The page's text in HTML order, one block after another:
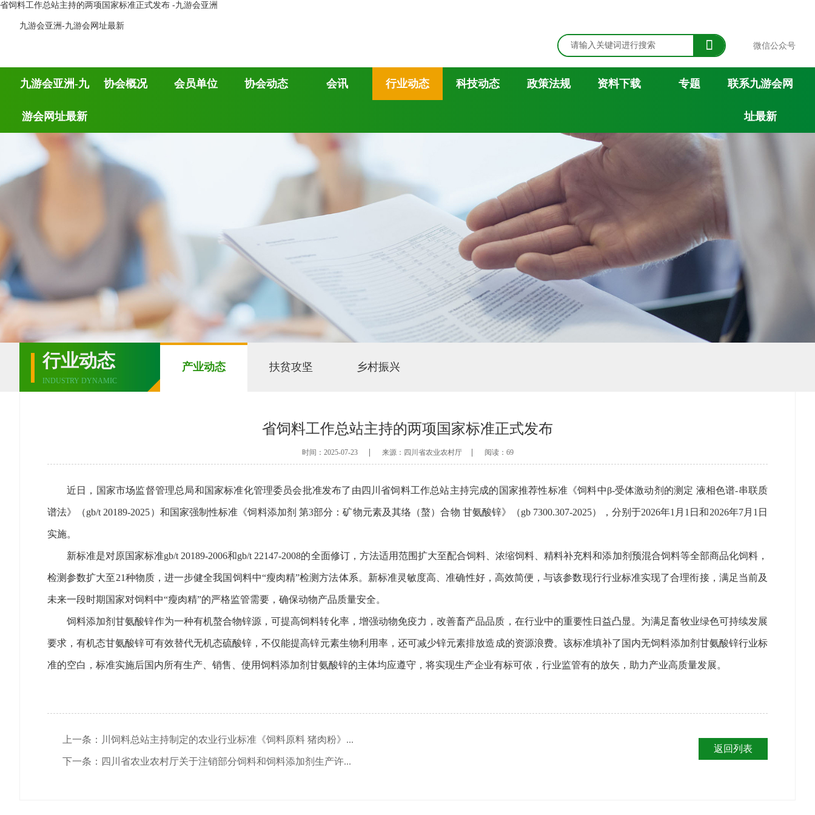
省饲料工作总站主持的两项国家标准正式发布 -九游会亚洲
九游会亚洲-九游会网址最新
微信公众号

九游会亚洲-九
游会网址最新
协会概况 会员单位 协会动态 会讯 行业动态 科技动态 政策法规 资料下载 专题 联系九游会网
址最新
行业动态
INDUSTRY DYNAMIC
产业动态 扶贫攻坚 乡村振兴
省饲料工作总站主持的两项国家标准正式发布
时间：2025-07-23 来源：四川省农业农村厅 阅读：69
近日，国家市场监督管理总局和国家标准化管理委员会批准发布了由四川省饲料工作总站主持完成的国家推荐性标准《饲料中β-受体激动剂的测定 液相色谱-串联质
谱法》（gb/t 20189-2025）和国家强制性标准《饲料添加剂 第3部分：矿物元素及其络（螯）合物 甘氨酸锌》（gb 7300.307-2025），分别于2026年1月1日和2026年7月1日
实施。
新标准是对原国家标准gb/t 20189-2006和gb/t 22147-2008的全面修订，方法适用范围扩大至配合饲料、浓缩饲料、精料补充料和添加剂预混合饲料等全部商品化饲料，
检测参数扩大至21种物质，进一步健全我国饲料中“瘦肉精”检测方法体系。新标准灵敏度高、准确性好，高效简便，与该参数现行行业标准实现了合理衔接，满足当前及
未来一段时期国家对饲料中“瘦肉精”的严格监管需要，确保动物产品质量安全。
饲料添加剂甘氨酸锌作为一种有机螯合物锌源，可提高饲料转化率，增强动物免疫力，改善畜产品品质，在行业中的重要性日益凸显。为满足畜牧业绿色可持续发展
要求，有机态甘氨酸锌可有效替代无机态硫酸锌，不仅能提高锌元素生物利用率，还可减少锌元素排放造成的资源浪费。该标准填补了国内无饲料添加剂甘氨酸锌行业标
准的空白，标准实施后国内所有生产、销售、使用饲料添加剂甘氨酸锌的主体均应遵守，将实现生产企业有标可依，行业监管有的放矢，助力产业高质量发展。
上一条：川饲料总站主持制定的农业行业标准《饲料原料 猪肉粉》...
下一条：四川省农业农村厅关于注销部分饲料和饲料添加剂生产许...
返回列表